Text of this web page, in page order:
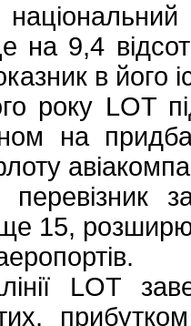
на 9,4
в його
року LOT
на
перевізник
15,
LOT